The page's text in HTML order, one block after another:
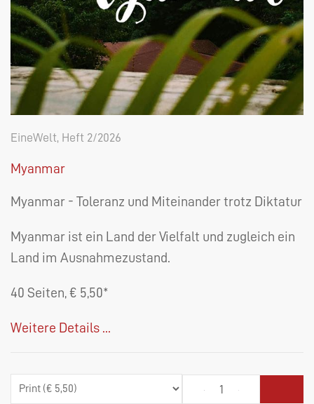
EineWelt, Heft 2/2026
Myanmar
Myanmar - Toleranz und Miteinander trotz Diktatur
Myanmar ist ein Land der Vielfalt und zugleich ein
Land im Ausnahmezustand.
40 Seiten, € 5,50*
Weitere Details ...